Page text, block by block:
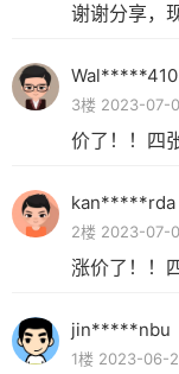
谢谢分享，
Wal*****410
3楼 2023-07-
价了！！四
kan*****rda
2楼 2023-07-
涨价了！！
jin*****nbu
1楼 2023-06-